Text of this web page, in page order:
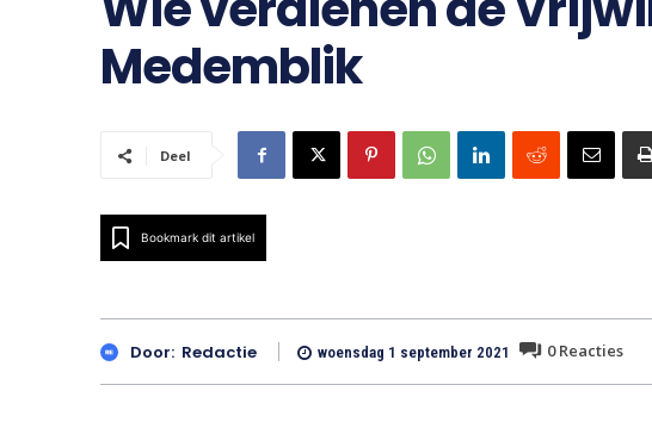
Medemblik
Deel
Bookmark dit artikel
Door: Redactie woensdag 1 september 2021 0Reacties